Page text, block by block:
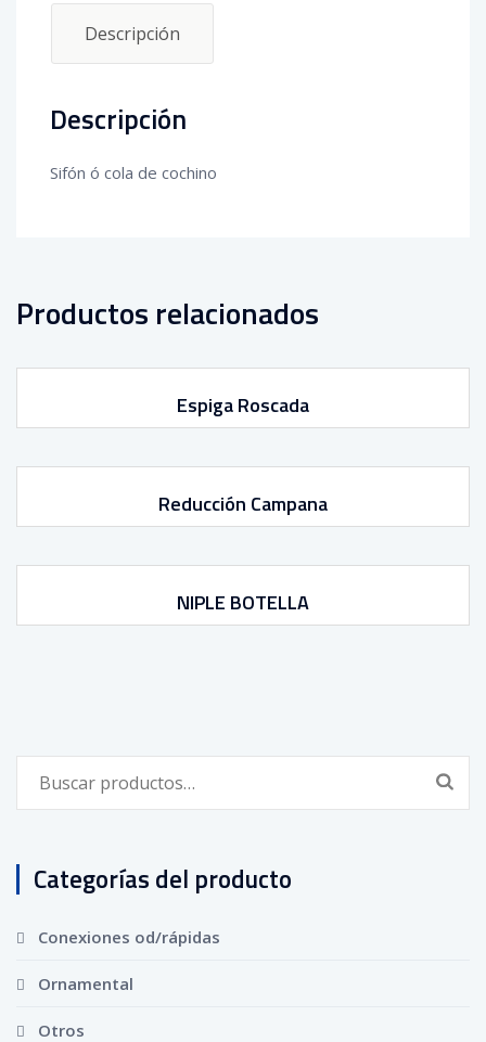
Descripción
Descripción
Sifón ó cola de cochino
Productos relacionados
Espiga Roscada
Reducción Campana
NIPLE BOTELLA
Categorías del producto
Conexiones od/rápidas
Ornamental
Otros